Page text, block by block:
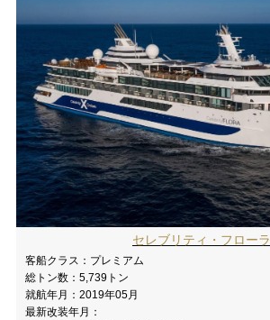
セレブリティ・フローラ
客船クラス： プレミアム
総トン数： 5,739トン
就航年月： 2019年05月
最新改装年月：